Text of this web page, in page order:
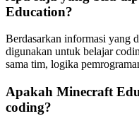
Education?
Berdasarkan informasi yang
digunakan untuk belajar
sama tim, logika
Apakah Minecraft
coding?